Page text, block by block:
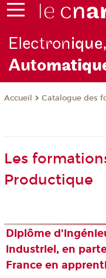
Electron
Auto
Accueil Catalogue des
Les
Productique
Diplôme
industriel, en
France en